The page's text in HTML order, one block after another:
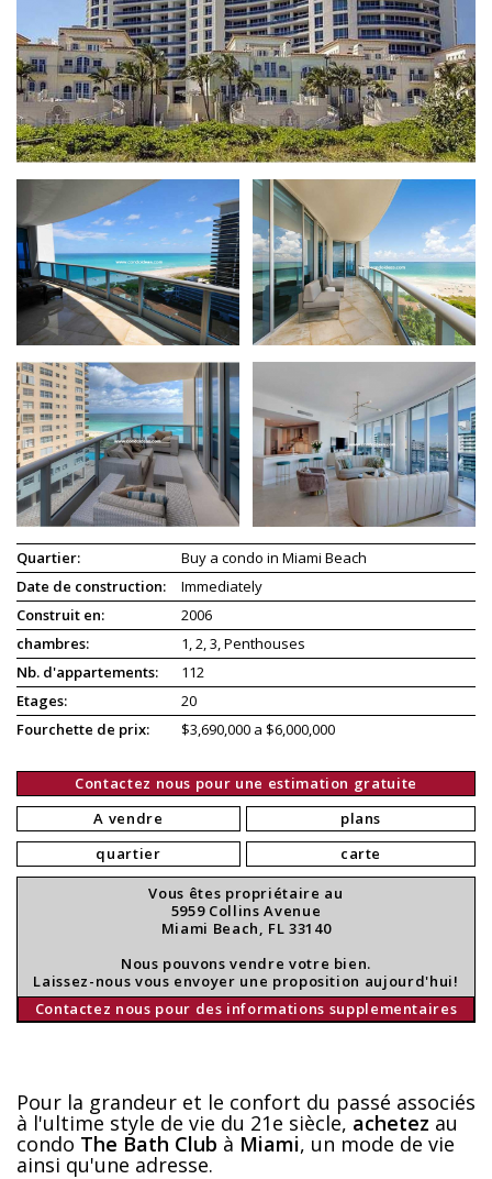
Quartier:
Buy a condo in Miami Beach
Date de construction:
Immediately
Construit en:
2006
chambres:
1, 2, 3, Penthouses
Nb. d'appartements:
112
Etages:
20
Fourchette de prix:
$3,690,000 a $6,000,000
Contactez nous pour une estimation gratuite
A vendre
quartier
plans
carte
Vous êtes propriétaire au
5959 Collins Avenue
Miami Beach, FL 33140
Nous pouvons vendre votre bien.
Laissez-nous vous envoyer une proposition aujourd'hui!
Contactez nous pour des informations supplementaires
Pour la grandeur et le confort du passé associés
à l'ultime style de vie du 21e siècle, achetez au
condo The Bath Club à Miami, un mode de vie
ainsi qu'une adresse.